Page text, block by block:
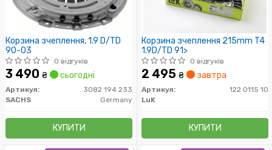
Корзина зчеплення, 1.9 D/TD
90-03
0 відгуків
3 490 ₴ сьогодні
Артикул:
3082 194 233
SACHS
Germany
КУПИТИ
Корзина зчеплення 215mm T4
1.9D/TD 91>
0 відгуків
2 495 ₴ завтра
Артикул:
122 0115 10
LuK
КУПИТИ